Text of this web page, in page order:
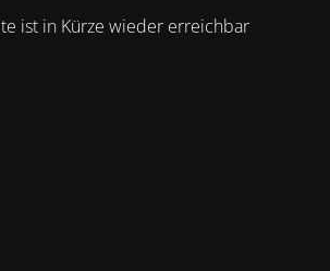
ist in Kürze wieder erreichbar